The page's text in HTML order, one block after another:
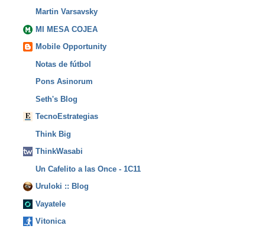
Martin Varsavsky
MI MESA COJEA
Mobile Opportunity
Notas de fútbol
Pons Asinorum
Seth's Blog
TecnoEstrategias
Think Big
ThinkWasabi
Un Cafelito a las Once - 1C11
Uruloki :: Blog
Vayatele
Vitonica